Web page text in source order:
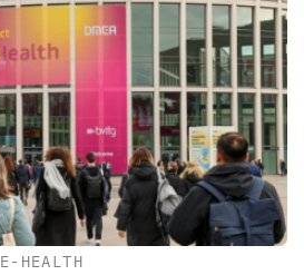
E-HEALTH